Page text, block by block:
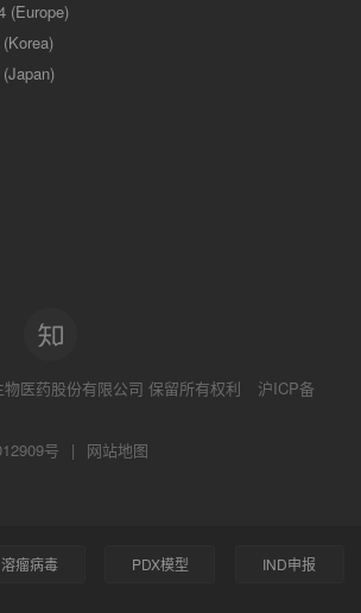
(Europe)
物医药股份有限公司 保留所有权利
沪ICP备
号
|
网站地图
溶瘤病毒 PDX模型
IND申报